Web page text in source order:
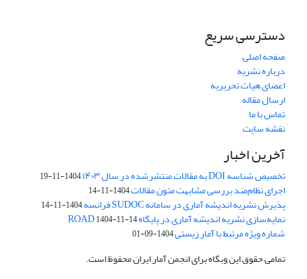
دسترسی سریع
صفحه اصلی
درباره نشریه
اعضای هیات تحریریه
ارسال مقاله
تماس با ما
نقشه سایت
آخرین اخبار
تخصیص شناسه DOI به مقالات منتشرشده در سال ۱۴۰۳ 1404-11-19
اجرای نظام‌مند بررسی مشابهت متون مقالات1404-11-14
پذیرش نشریه اندیشه آماری در سامانه SUDOC فرانسه 1404-11-14
نمایه‌سازی نشریه اندیشه آماری در پایگاه ROAD1404-11-14
شماره ویژه مرتبط با آمار زیستی1404-09-01
تمامی حقوق این وبگاه برای انجمن آمار ایران محفوظ است.